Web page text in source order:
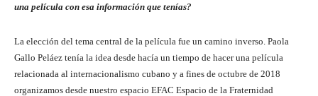
una película con esa información que tenías?
La elección del tema central de la película fue un camino inverso. Paola
Gallo Peláez tenía la idea desde hacía un tiempo de hacer una película
relacionada al internacionalismo cubano y a fines de octubre de 2018
organizamos desde nuestro espacio EFAC Espacio de la Fraternidad